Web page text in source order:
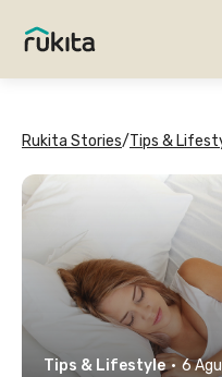
Rukita Stories/Tips &
Tips & Lifestyle · 6